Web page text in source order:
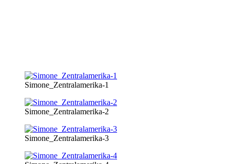
Simone_Zentralamerika-1
Simone_Zentralamerika-2
Simone_Zentralamerika-3